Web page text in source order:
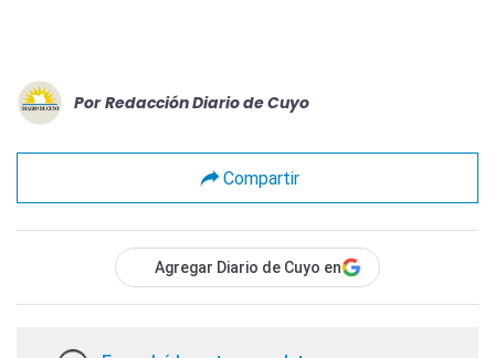
Por Redacción Diario de Cuyo
Compartir
Agregar Diario de Cuyo en